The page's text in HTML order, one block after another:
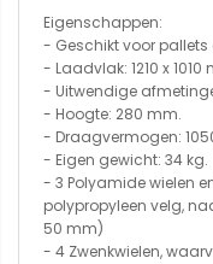
Eigenschappen:
- Geschikt voor pallets
- Laadvlak: 1210 x 1010
- Uitwendige
- Hoogte: 280 mm.
- Draagvermogen:
- Eigen gewicht: 34 kg.
- 3 Polyamide wielen
polypropyleen velg,
50 mm)
- 4 Zwenkwielen,